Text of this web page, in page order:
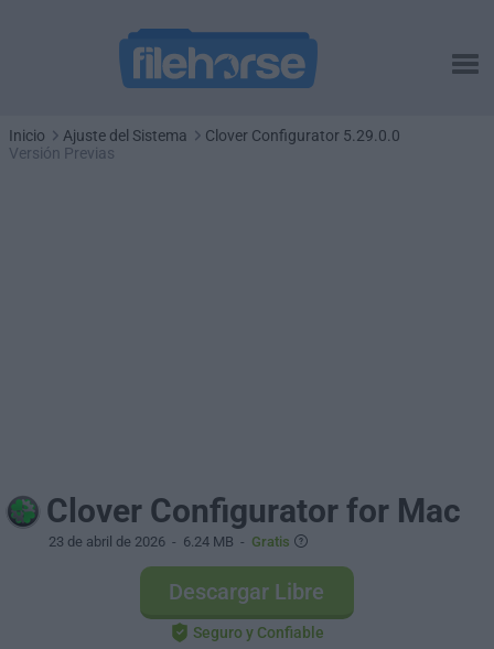
Inicio Ajuste del Sistema
Clover Configurator 5.29.0.0
Versión Previas
Clover Configurator for Mac
23 de abril de 2026 - 6.24 MB - Gratis
Descargar Libre
Seguro y Confiable